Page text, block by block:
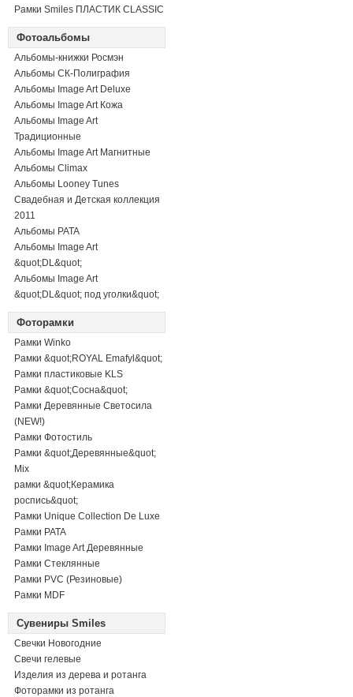
Рамки Smiles ПЛАСТИК CLASSIC
Фотоальбомы
Альбомы-книжки Росмэн
Альбомы СК-Полиграфия
Альбомы Image Art Deluxe
Альбомы Image Art Кожа
Альбомы Image Art
Традиционные
Альбомы Image Art Магнитные
Альбомы Climax
Альбомы Looney Tunes
Свадебная и Детская коллекция
2011
Альбомы PATA
Альбомы Image Art
&quot;DL&quot;
Альбомы Image Art
&quot;DL&quot; под уголки&quot;
Фоторамки
Рамки Winko
Рамки &quot;ROYAL Emafyl&quot;
Рамки пластиковые KLS
Рамки &quot;Сосна&quot;
Рамки Деревянные Светосила
(NEW!)
Рамки Фотостиль
Рамки &quot;Деревянные&quot;
Mix
рамки &quot;Керамика
роспись&quot;
Рамки Unique Collection De Luxe
Рамки PATA
Рамки Image Art Деревянные
Рамки Стеклянные
Рамки PVC (Резиновые)
Рамки MDF
Сувениры Smiles
Свечки Новогодние
Свечи гелевые
Изделия из дерева и ротанга
Фоторамки из ротанга